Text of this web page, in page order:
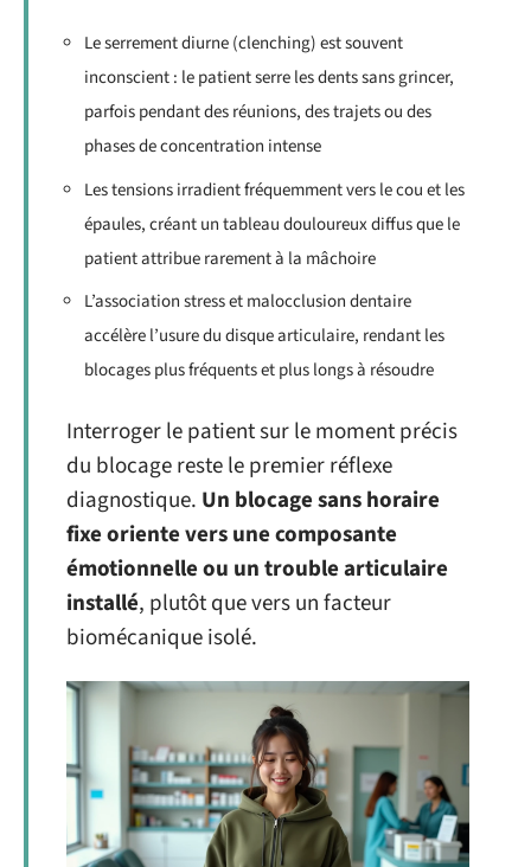
Le serrement diurne (clenching) est souvent
inconscient : le patient serre les dents sans grincer,
parfois pendant des réunions, des trajets ou des
phases de concentration intense
Les tensions irradient fréquemment vers le cou et les
épaules, créant un tableau douloureux diffus que le
patient attribue rarement à la mâchoire
L’association stress et malocclusion dentaire
accélère l’usure du disque articulaire, rendant les
blocages plus fréquents et plus longs à résoudre
Interroger le patient sur le moment précis
du blocage reste le premier réflexe
diagnostique. Un blocage sans horaire
fixe oriente vers une composante
émotionnelle ou un trouble articulaire
installé, plutôt que vers un facteur
biomécanique isolé.